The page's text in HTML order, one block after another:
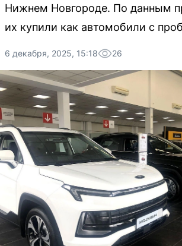
Нижнем Новгороде. По данным
их купили как автомобили с
6 декабря, 2025, 15:18 26